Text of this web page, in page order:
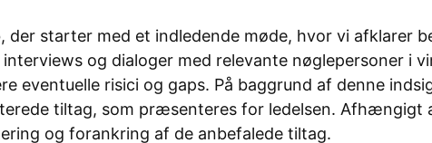
starter med et indledende møde, hvor vi afklarer
og dialoger med relevante nøglepersoner i
eventuelle risici og gaps. På baggrund af denne
tiltag, som præsenteres for ledelsen. Afhængigt
og forankring af de anbefalede tiltag.